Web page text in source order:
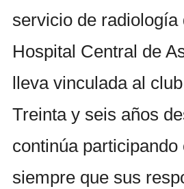
servicio de radiología
Hospital Central de
lleva vinculada al
Treinta y seis años
continúa
siempre que sus